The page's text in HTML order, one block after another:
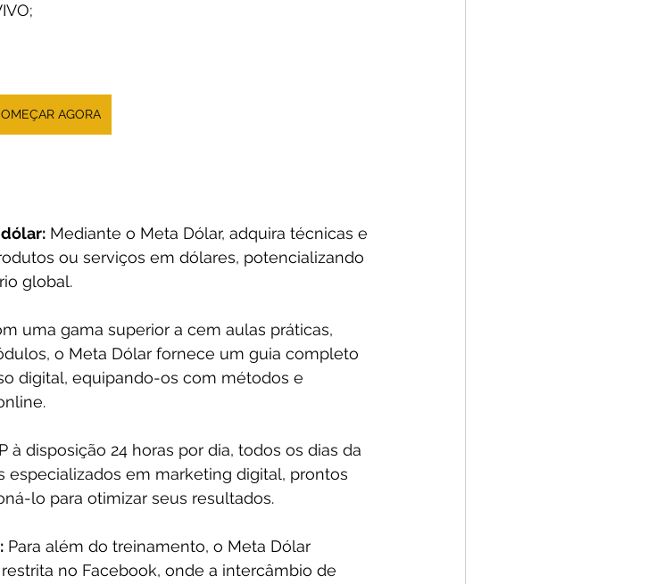
AGORA
Mediante o Meta Dólar, adquira técnicas e
ou serviços em dólares, potencializando
global.
uma gama superior a cem aulas práticas,
o Meta Dólar fornece um guia completo
digital, equipando-os com métodos e
à disposição 24 horas por dia, todos os dias da
especializados em marketing digital, prontos
lo para otimizar seus resultados.
Para além do treinamento, o Meta Dólar
no Facebook, onde a intercâmbio de